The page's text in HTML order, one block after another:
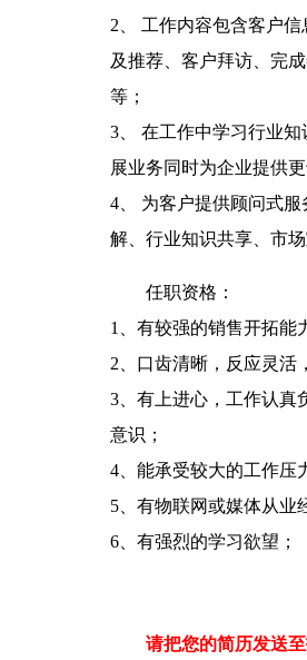
2、 工作内容包含客户
及推荐、客户拜访、完
等；
3、 在工作中学习行业
展业务同时为企业提供更
4、 为客户提供顾问式
解、行业知识共享、市场
任职资格：
1、有较强的销售开拓能
2、口齿清晰，反应灵活
3、有上进心，工作认真
意识；
4、能承受较大的工作压
5、有物联网或媒体从业
6、有强烈的学习欲望；
请把您的简历发送至